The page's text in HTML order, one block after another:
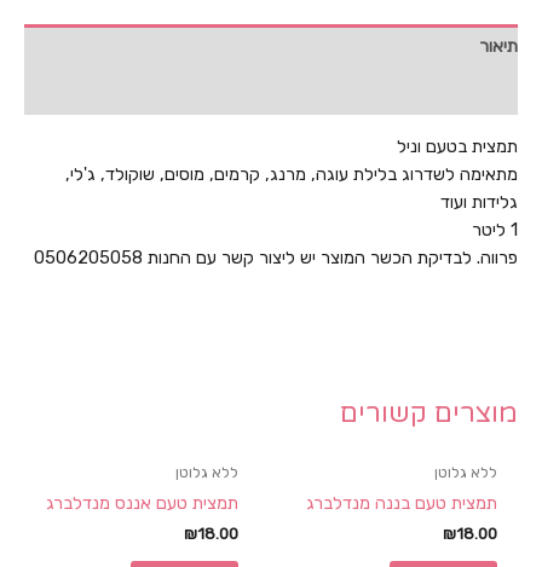
תיאור
תמצית בטעם וניל
מתאימה לשדרוג בלילת עוגה, מרנג, קרמים, מוסים, שוקולד, ג'לי,
גלידות ועוד
1 ליטר
פרווה. לבדיקת הכשר המוצר יש ליצור קשר עם החנות 0506205058
מוצרים קשורים
ללא גלוטן
תמצית טעם בננה מנדלברג
₪18.00
ללא גלוטן
תמצית טעם אננס מנדלברג
₪18.00